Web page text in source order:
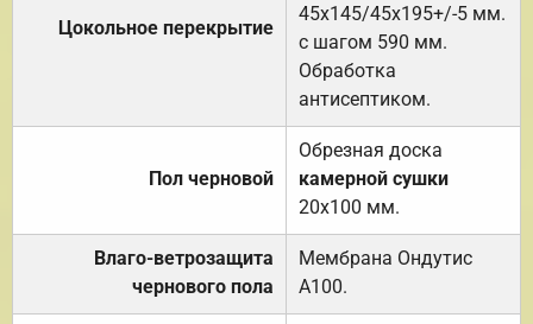
Цокольное перекрытие
45х145/45х195+/-5 мм.
с шагом 590 мм.
Обработка
антисептиком.
Пол черновой
Обрезная доска
камерной сушки
20х100 мм.
Влаго-ветрозащита
чернового пола
Мембрана Ондутис
А100.